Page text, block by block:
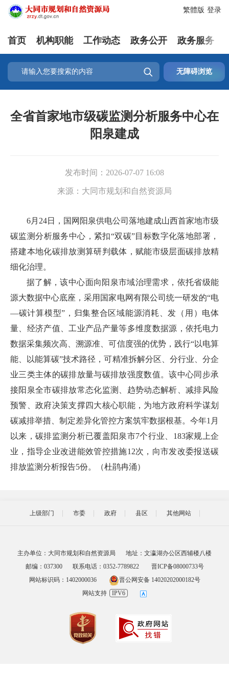
登录
繁體版
首页 机构职能 工作动态 政务公开 政务服务
 无障碍浏览
全省首家地市级碳监测分析服务中心在
阳泉建成
发布时间： 2026-07-07 16:08
来源： 大同市规划和自然资源局
6月24日，国网阳泉供电公司落地建成山西首家地市级
碳监测分析服务中心，紧扣“双碳”目标数字化落地部署，
搭建本地化碳排放测算研判载体，赋能市级层面碳排放精
细化治理。
据了解，该中心面向阳泉市域治理需求，依托省级能
源大数据中心底座，采用国家电网有限公司统一研发的“电
—碳计算模型”，归集整合区域能源消耗、发（用）电体
量、经济产值、工业产品产量等多维度数据源，依托电力
数据采集频次高、溯源准、可信度强的优势，践行“以电算
能、以能算碳”技术路径，可精准拆解分区、分行业、分企
业三类主体的碳排放量与碳排放强度数值。该中心同步承
接阳泉全市碳排放常态化监测、趋势动态解析、减排风险
预警、政府决策支撑四大核心职能，为地方政府科学谋划
碳减排举措、制定差异化管控方案筑牢数据根基。今年1月
以来，碳排监测分析已覆盖阳泉市7个行业、183家规上企
业，指导企业改进能效管控措施12次，向市发改委报送碳
排放监测分析报告5份。（杜鹃冉涌）
上级部门 市委 政府 县区 其他网站
主办单位：大同市规划和自然资源局
地址：文瀛湖办公区西辅楼八楼
邮编：037300
联系电话：0352-7789822
晋ICP备08000733号
网站标识码：1402000036
晋公网安备 14020202000182号
网站支持
IPV6